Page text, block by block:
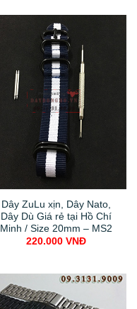
Dây ZuLu xịn, Dây Nato,
Dây Dù Giá rẻ tại Hồ Chí
Minh / Size 20mm – MS2
220.000 VNĐ